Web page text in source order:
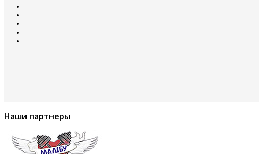
Наши партнеры